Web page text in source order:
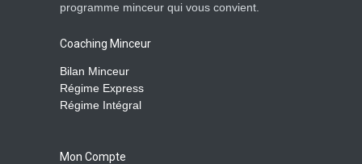
programme minceur qui vous convient.
Coaching Minceur
Bilan Minceur
Régime Express
Régime Intégral
Mon Compte